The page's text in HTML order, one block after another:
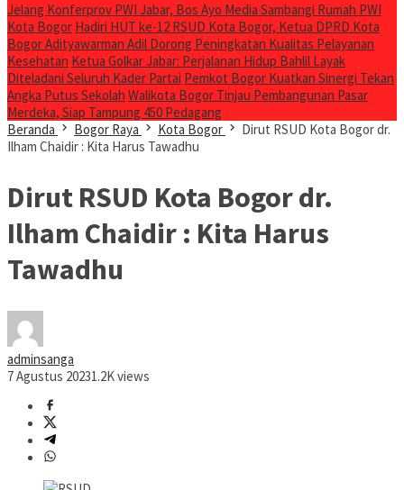
Jelang Konferprov PWI Jabar, Bos Ayo Media Sambangi Rumah PWI
Kota Bogor Hadiri HUT ke-12 RSUD Kota Bogor, Ketua DPRD Kota
Bogor Adityawarman Adil Dorong Peningkatan Kualitas Pelayanan
Kesehatan Ketua Golkar Jabar: Perjalanan Hidup Bahlil Layak
Diteladani Seluruh Kader Partai Pemkot Bogor Kuatkan Sinergi Tekan
Angka Putus Sekolah Walikota Bogor Tinjau Pembangunan Pasar
Merdeka, Siap Tampung 450 Pedagang
Beranda
Bogor Raya Kota Bogor
Dirut RSUD Kota Bogor dr.
Ilham Chaidir : Kita Harus Tawadhu
Dirut RSUD Kota Bogor dr.
Ilham Chaidir : Kita Harus
Tawadhu
adminsanga
7 Agustus 20231.2K views